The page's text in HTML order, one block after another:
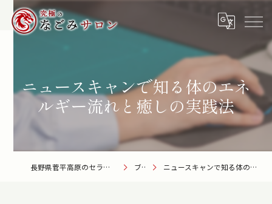
ニュースキャンで知る体のエネ
ルギー流れと癒しの実践法
長野県菅平高原のセラピーなら究極のなごみサロン ブログ ニュースキャンで知る体のエネルギー流れと癒しの実践法